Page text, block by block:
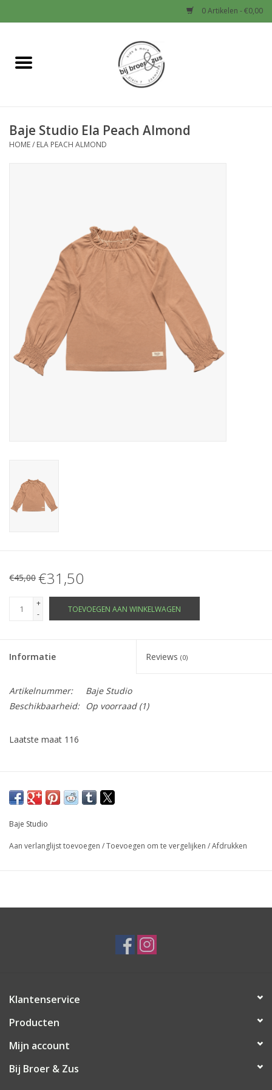
0 Artikelen - €0,00
Home
Baby
Schoenen en Tassen
Speelgoed
Cadeaubonnen
Merken
Baje Studio Ela Peach Almond
HOME/ ELA PEACH ALMOND
€45,00 €31,50
+
-
TOEVOEGEN AAN WINKELWAGEN
Informatie Reviews (0)
Artikelnummer:
Baje Studio
Beschikbaarheid:
Op voorraad(1)
Laatste maat 116
Baje Studio
Aan verlanglijst toevoegen /Toevoegen om te vergelijken /Afdrukken
Klantenservice
Producten
Mijn account
Bij Broer & Zus